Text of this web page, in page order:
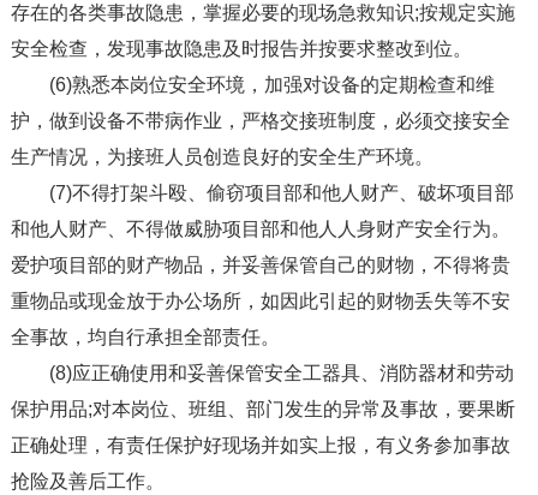
存在的各类事故隐患，掌握必要的现场急救知识;按规定实施
安全检查，发现事故隐患及时报告并按要求整改到位。
(6)熟悉本岗位安全环境，加强对设备的定期检查和维
护，做到设备不带病作业，严格交接班制度，必须交接安全
生产情况，为接班人员创造良好的安全生产环境。
(7)不得打架斗殴、偷窃项目部和他人财产、破坏项目部
和他人财产、不得做威胁项目部和他人人身财产安全行为。
爱护项目部的财产物品，并妥善保管自己的财物，不得将贵
重物品或现金放于办公场所，如因此引起的财物丢失等不安
全事故，均自行承担全部责任。
(8)应正确使用和妥善保管安全工器具、消防器材和劳动
保护用品;对本岗位、班组、部门发生的异常及事故，要果断
正确处理，有责任保护好现场并如实上报，有义务参加事故
抢险及善后工作。